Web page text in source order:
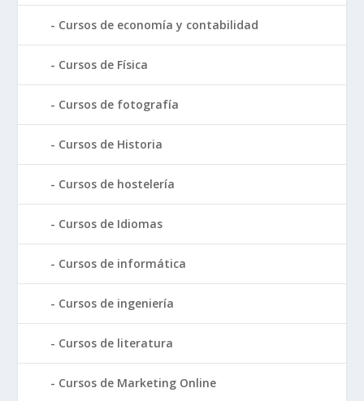
Cursos de economía y contabilidad
Cursos de Física
Cursos de fotografía
Cursos de Historia
Cursos de hostelería
Cursos de Idiomas
Cursos de informática
Cursos de ingeniería
Cursos de literatura
Cursos de Marketing Online